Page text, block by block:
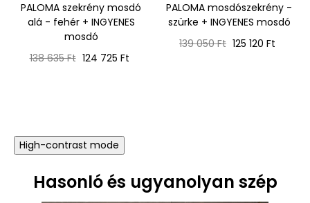
PALOMA szekrény mosdó
alá - fehér + INGYENES
mosdó
Normál
138 635 Ft Ár
124 725 Ft
PALOMA mosdószekrény -
szürke + INGYENES mosdó
Normál
139 050 Ft Ár
125 120 Ft
High-contrast mode
Hasonló és ugyanolyan szép